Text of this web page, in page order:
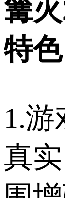
篝
特色
1.游
真